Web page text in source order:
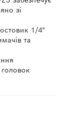
зі
1/4"
та